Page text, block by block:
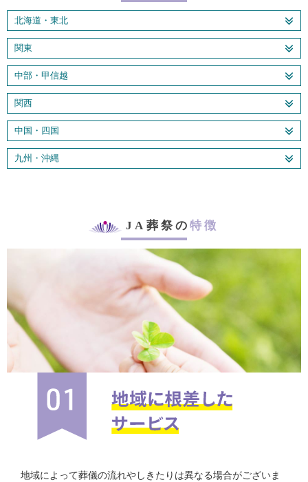
北海道・東北
関東
中部・甲信越
関西
中国・四国
九州・沖縄
JA葬祭の特徴
地域によって葬儀の流れやしきたりは異なる場合がございま